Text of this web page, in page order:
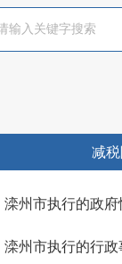
减
滦州市执行的政府
滦州市执行的行政